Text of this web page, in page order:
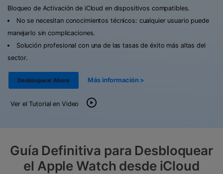
Para Celular
Herramientas Online
Descubre lo mejor de Dr.Fone
Guías
Soporte
Blog
Gestor de Datos
Reparación de Móviles
Protección del Móvil
Desbloqueo FRP en Android 16
Iniciar sesión
Bloqueo de Activación de iCloud en dispositivos compatibles.
No se necesitan conocimientos técnicos: cualquier usuario puede
manejarlo sin complicaciones.
Solución profesional con una de las tasas de éxito más altas del
sector.
Desbloquear Ahora Más información >
Ver el Tutorial en Video
Guía Definitiva para Desbloquear
el Apple Watch desde iCloud